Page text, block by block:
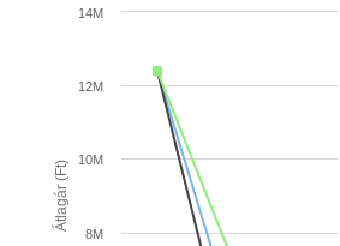
Átlagár (Ft)
8M
10M
12M
14M